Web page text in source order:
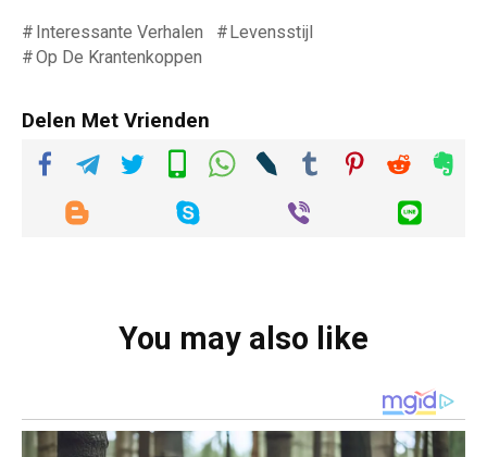
Interessante Verhalen
Levensstijl
Op De Krantenkoppen
Delen Met Vrienden
You may also like